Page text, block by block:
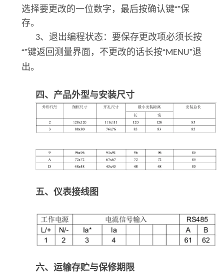
选择要更改的一位数字，最后按确认键“”保
存。
3、退出编程状态：要保存更改项必须长按
“”键返回测量界面，不更改的话长按“MENU”退
出。
四、产品外型与安装尺寸
五、仪表接线图
六、运输存贮与保修期限